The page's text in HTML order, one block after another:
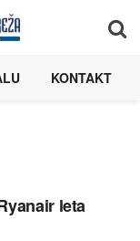
KONTAKT
leta